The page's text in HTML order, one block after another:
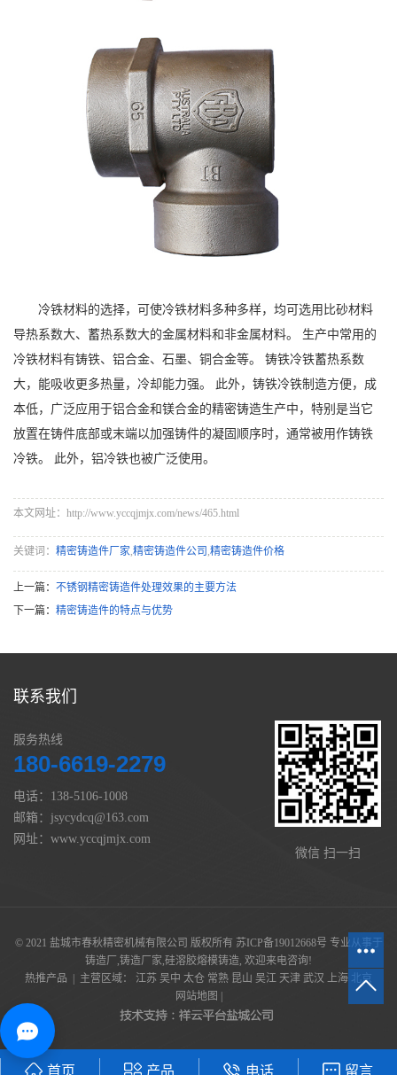
冷铁材料的选择，可使冷铁材料多种多样，均可选用比砂材料
导热系数大、蓄热系数大的金属材料和非金属材料。 生产中常用的
冷铁材料有铸铁、铝合金、石墨、铜合金等。 铸铁冷铁蓄热系数
大，能吸收更多热量，冷却能力强。 此外，铸铁冷铁制造方便，成
本低，广泛应用于铝合金和镁合金的精密铸造生产中，特别是当它
放置在铸件底部或末端以加强铸件的凝固顺序时，通常被用作铸铁
冷铁。 此外，铝冷铁也被广泛使用。
本文网址：http://www.yccqjmjx.com/news/465.html
关键词： 精密铸造件厂家,精密铸造件公司 ,精密铸造件价格
上一篇： 不锈钢精密铸造件处理效果的主要方法
下一篇： 精密铸造件的特点与优势
联系我们
服务热线
180-6619-2279
电话：138-5106-1008
邮箱：jsycydcq@163.com
网址：www.yccqjmjx.com
微信 扫一扫
© 2021 盐城市春秋精密机械有限公司 版权所有 苏ICP备19012668号 专业从事于
铸造厂 ,铸造厂家,硅溶胶熔模铸造, 欢迎来电咨询!
热推产品 | 主营区域： 江苏 吴中 太仓 常熟 昆山 吴江 天津 武汉 上海 北京
网站地图
首页 产品 电话 留言